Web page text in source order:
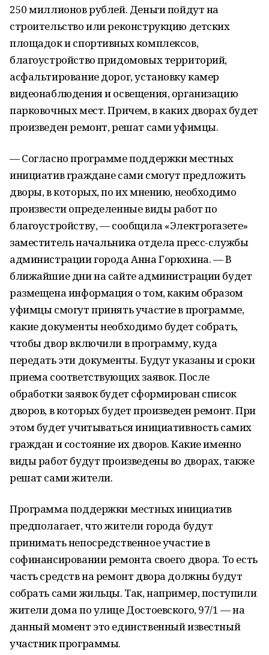
250 миллионов рублей. Деньги пойдут на
строительство или реконструкцию детских
площадок и спортивных комплексов,
благоустройство придомовых территорий,
асфальтирование дорог, установку камер
видеонаблюдения и освещения, организацию
парковочных мест. Причем, в каких дворах будет
произведен ремонт, решат сами уфимцы.
— Согласно программе поддержки местных
инициатив граждане сами смогут предложить
дворы, в которых, по их мнению, необходимо
произвести определенные виды работ по
благоустройству, — сообщила «Электрогазете»
заместитель начальника отдела пресс-службы
администрации города Анна Горюхина. — В
ближайшие дни на сайте администрации будет
размещена информация о том, каким образом
уфимцы смогут принять участие в программе,
какие документы необходимо будет собрать,
чтобы двор включили в программу, куда
передать эти документы. Будут указаны и сроки
приема соответствующих заявок. После
обработки заявок будет сформирован список
дворов, в которых будет произведен ремонт. При
этом будет учитываться инициативность самих
граждан и состояние их дворов. Какие именно
виды работ будут произведены во дворах, также
решат сами жители.
Программа поддержки местных инициатив
предполагает, что жители города будут
принимать непосредственное участие в
софинансировании ремонта своего двора. То есть
часть средств на ремонт двора должны будут
собрать сами жильцы. Так, например, поступили
жители дома по улице Достоевского, 97/1 — на
данный момент это единственный известный
участник программы.